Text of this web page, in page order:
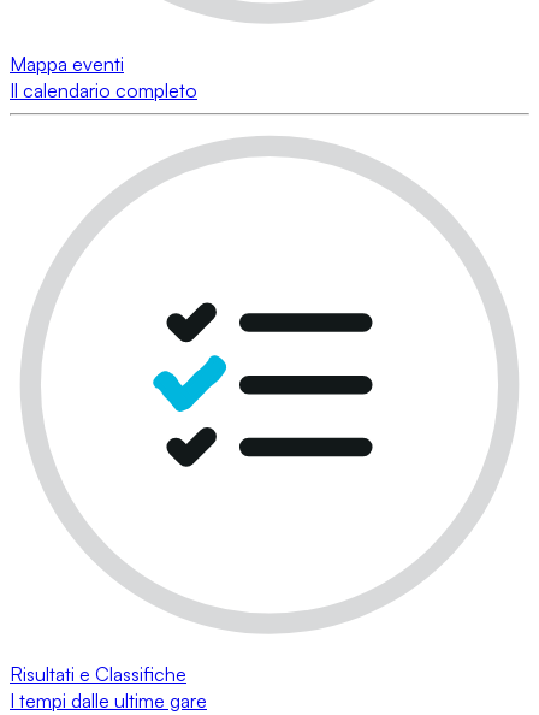
Mappa eventi
Il calendario completo
Risultati e Classifiche
I tempi dalle ultime gare